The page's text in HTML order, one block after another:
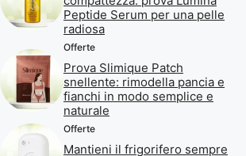
Peptide Serum per una pelle
radiosa
Offerte
Prova Slimique Patch
snellente: rimodella pancia e
fianchi in modo semplice e
naturale
Offerte
Mantieni il frigorifero sempre